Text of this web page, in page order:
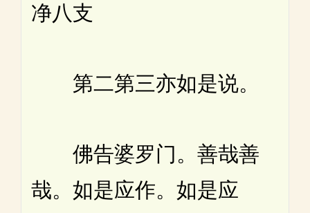
净八支
第二第三亦如是说。
佛告婆罗门。善哉善
哉。如是应作。如是应